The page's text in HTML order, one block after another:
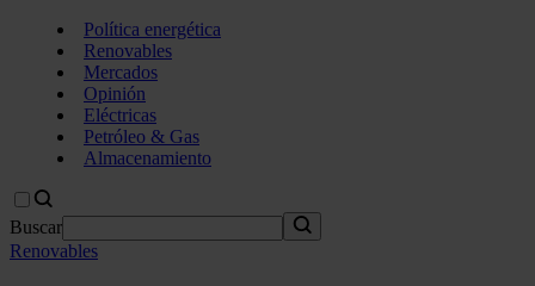
Política energética
Renovables
Mercados
Opinión
Eléctricas
Petróleo & Gas
Almacenamiento
Buscar
Renovables